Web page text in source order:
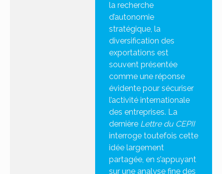
la recherche
d’autonomie
stratégique, la
diversification des
exportations est
souvent présentée
comme une réponse
évidente pour sécuriser
l’activité internationale
des entreprises. La
dernière Lettre du CEPII
interroge toutefois cette
idée largement
partagée, en s’appuyant
sur une analyse fine des